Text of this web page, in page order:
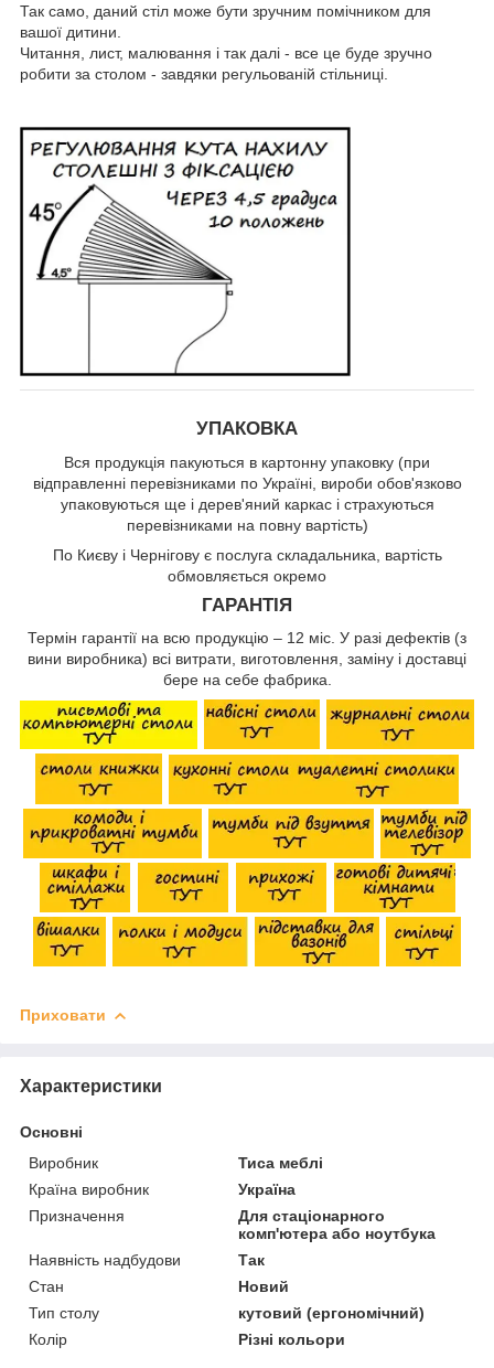
Так само, даний стіл може бути зручним помічником для
вашої дитини.
Читання, лист, малювання і так далі - все це буде зручно
робити за столом - завдяки регульованій стільниці.
УПАКОВКА
Вся продукція пакуються в картонну упаковку (при
відправленні перевізниками по Україні, вироби обов'язково
упаковуються ще і дерев'яний каркас і страхуються
перевізниками на повну вартість)
По Києву і Чернігову є послуга складальника, вартість
обмовляється окремо
ГАРАНТІЯ
Термін гарантії на всю продукцію – 12 міс. У разі дефектів (з
вини виробника) всі витрати, виготовлення, заміну і доставці
бере на себе фабрика.
Приховати
Характеристики
Основні
Виробник
Тиса меблі
Країна виробник
Україна
Призначення
Для стаціонарного
комп'ютера або ноутбука
Наявність надбудови
Так
Стан
Новий
Тип столу
кутовий (ергономічний)
Колір
Різні кольори